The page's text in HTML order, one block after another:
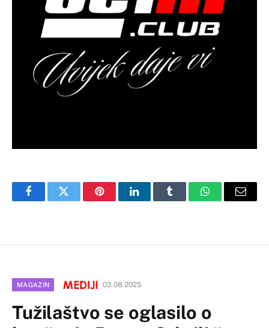
FacebookTwitter PinterestLinkedInTumblr WhatsAppEmail
MAGAZIN 03.08.2025
Tužilaštvo se oglasilo o